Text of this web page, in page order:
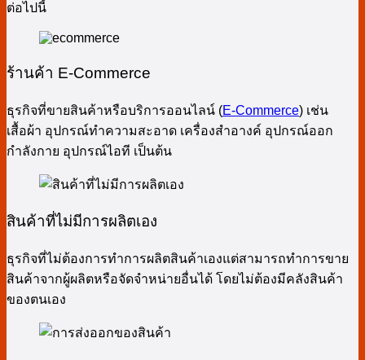
ต่อไปนี้
ร้านค้า E-Commerce
ธุรกิจที่ขายสินค้าหรือบริการออนไลน์ (E-Commerce) เช่น
เสื้อผ้า อุปกรณ์ทำความสะอาด เครื่องสำอางค์ อุปกรณ์ออก
กำลังกาย อุปกรณ์ไอที เป็นต้น
สินค้าที่ไม่มีการผลิตเอง
ธุรกิจที่ไม่ต้องการทำการผลิตสินค้าเองแต่สามารถทำการขาย
สินค้าจากผู้ผลิตหรือจัดจำหน่ายอื่นได้ โดยไม่ต้องมีคลังสินค้า
ของตนเอง